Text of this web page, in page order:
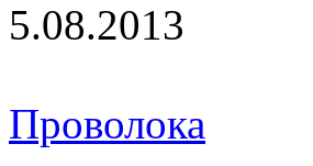
5.08.2013
Проволока